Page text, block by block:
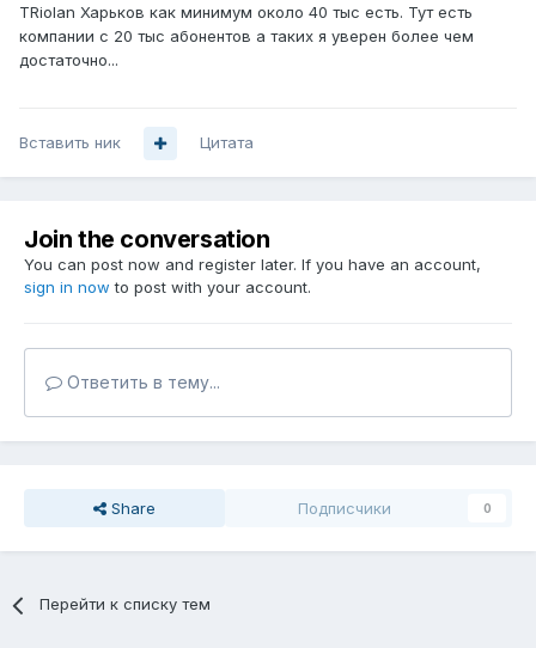
TRiolan Харьков как минимум около 40 тыс есть. Тут есть
компании с 20 тыс абонентов а таких я уверен более чем
достаточно...
Вставить ник Цитата
Join the conversation
You can post now and register later. If you have an account,
sign in now to post with your account.
Ответить в тему...
Share Подписчики 0
Перейти к списку тем